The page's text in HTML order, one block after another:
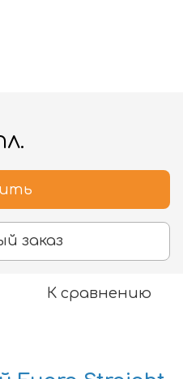
заказ
К сравнению